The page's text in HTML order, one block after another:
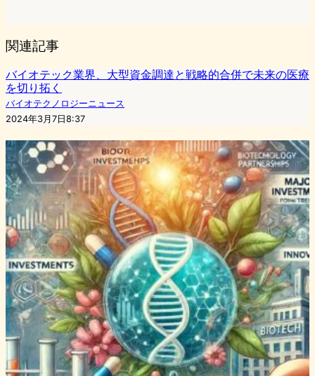
関連記事
バイオテック業界、大型資金調達と戦略的合併で未来の医療
を切り拓く
バイオテクノロジーニュース
2024年3月7日8:37